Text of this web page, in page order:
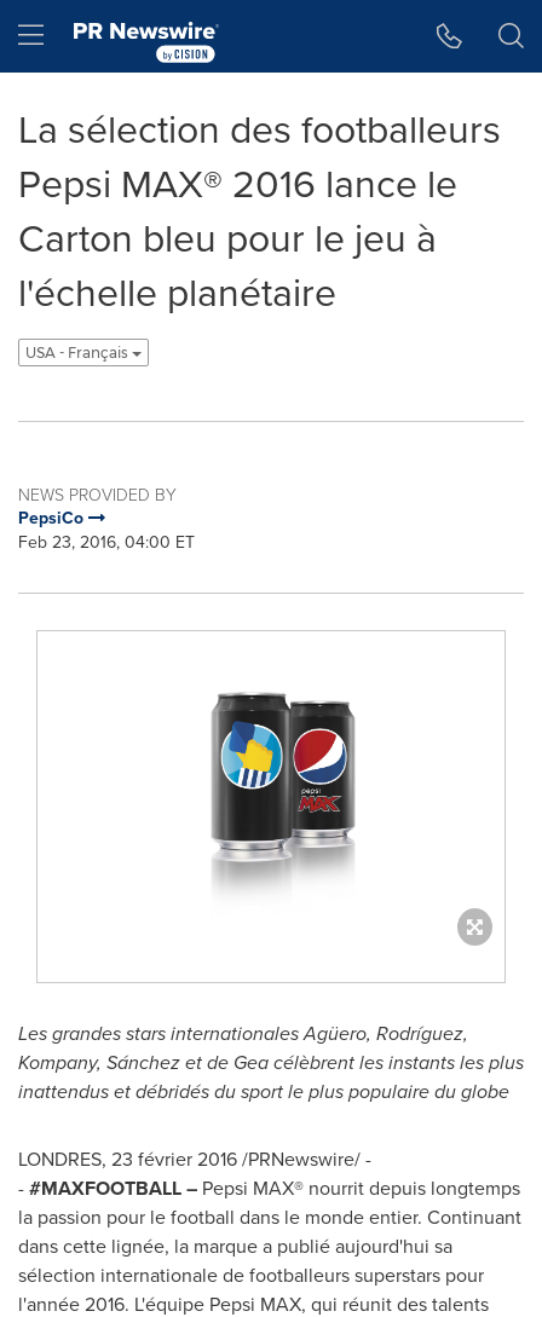
Hamburger menu
La sélection des footballeurs
Pepsi MAX® 2016 lance le
Carton bleu pour le jeu à
l'échelle planétaire
USA - Français
NEWS PROVIDED BY
PepsiCo
Feb 23, 2016, 04:00 ET
Les grandes stars internationales Agüero, Rodríguez,
Kompany, Sánchez et de Gea célèbrent les instants les plus
inattendus et débridés du sport le plus populaire du globe
LONDRES, 23 février 2016 /PRNewswire/ -
-#MAXFOOTBALL – Pepsi MAX® nourrit depuis longtemps
la passion pour le football dans le monde entier. Continuant
dans cette lignée, la marque a publié aujourd'hui sa
sélection internationale de footballeurs superstars pour
l'année 2016. L'équipe Pepsi MAX, qui réunit des talents